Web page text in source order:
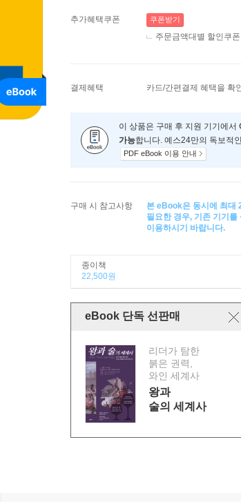
추가혜택쿠폰 쿠폰받기
주문금액대별 할인쿠폰
결제혜택 카드/간편결제 혜택을 확
이 상품은 구매 후 지원 기기에서
가능합니다. 예스24만의 독보적
PDF eBook 이용 안내
구매 시 참고사항
본 eBook은 동시에 최대
필요한 경우, 기존 기기
이용하시기 바랍니다.
종이책
22,500원
eBook 단독 선판매
리더가 탐한
붉은 권력,
와인 세계사
왕과
술의 세계사